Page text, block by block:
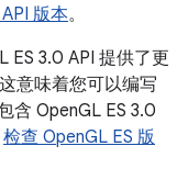
版本。
ES 3.0 API 提供了更
意味着您可以编写
含 OpenGL ES 3.0
检查 OpenGL ES 版